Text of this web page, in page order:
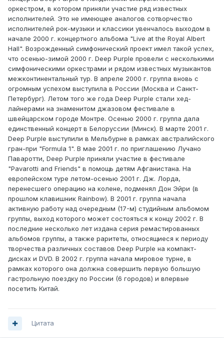
оркестром, в котором приняли участие ряд известных
исполнителей. Это не имеющее аналогов сотворчество
исполнителей рок-музыки и классики увенчалось выходом в
начале 2000 г. концертного альбома "Live at the Royal Albert
Hall". Возрожденный симфонический проект имел такой успех,
что осенью-зимой 2000 г. Deep Purple провели с несколькими
симфоническими оркестрами и рядом известных музыкантов
межконтинентальный тур. В апреле 2000 г. группа вновь с
огромным успехом выступила в России (Москва и Санкт-
Петербург). Летом того же года Deep Purple стали хед-
лайнерами на знаменитом джазовом фестивале в
швейцарском городе Монтре. Осенью 2000 г. группа дала
единственный концерт в Белоруссии (Минск). В марте 2001 г.
Deep Purple выступили в Мельбурне в рамках австралийского
гран-при "Formula 1". В мае 2001 г. по приглашению Лучано
Паваротти, Deep Purple приняли участие в фестивале
"Pavarotti and Friends" в помощь детям Афганистана. На
европейском туре летом-осенью 2001 г. Дж. Лорда,
перенесшего операцию на колене, подменял Дон Эйри (в
прошлом клавишник Rainbow). В 2001 г. группа начала
активную работу над очередным (17-м) студийным альбомом
группы, выход которого может состояться к концу 2002 г. В
последние несколько лет издана серия ремастированных
альбомов группы, а также раритеты, относящиеся к периоду
творчества различных составов Deep Purple на компакт-
дисках и DVD. В 2002 г. группа начала мировое турне, в
рамках которого она должна совершить первую большую
гастрольную поездку по России (6 городов) и впервые
посетить Китай.
Цитата